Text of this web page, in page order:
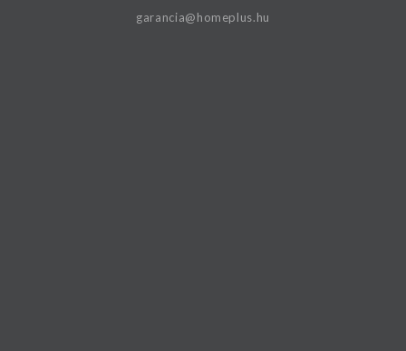
garancia@homeplus.hu